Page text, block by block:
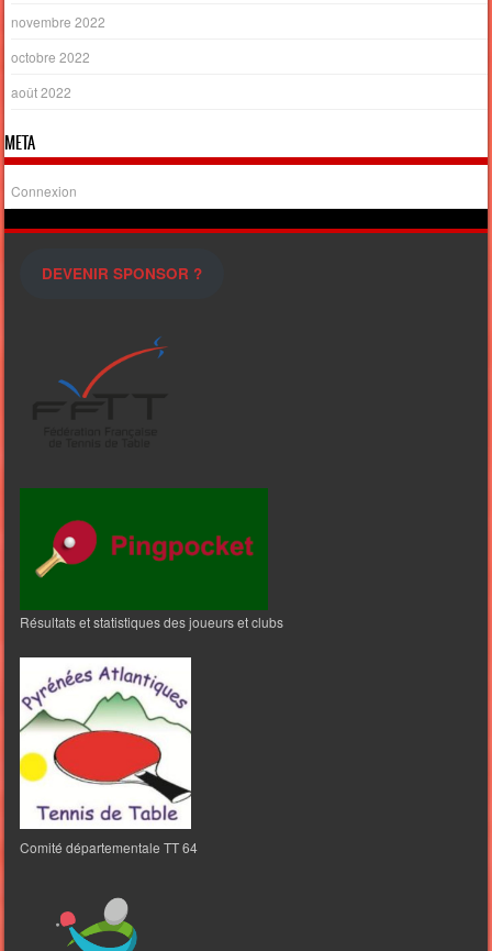
novembre 2022
octobre 2022
août 2022
META
Connexion
DEVENIR SPONSOR ?
Résultats et statistiques des joueurs et clubs
Comité départementale TT 64